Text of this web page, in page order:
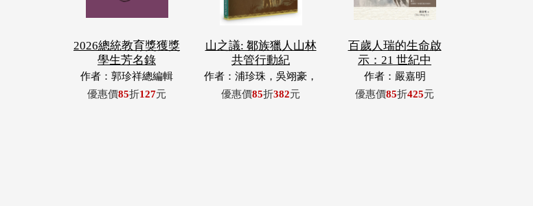
2026總統教育獎獲獎
學生芳名錄
作者：郭珍祥總編輯
優惠價85折127元
山之議: 鄒族獵人山林
共管行動紀
作者：浦珍珠，吳翊豪，
呂翊齊，張惠東，許玉
優惠價85折382元
百歲人瑞的生命啟
示：21 世紀中
作者：嚴嘉明
優惠價85折425元